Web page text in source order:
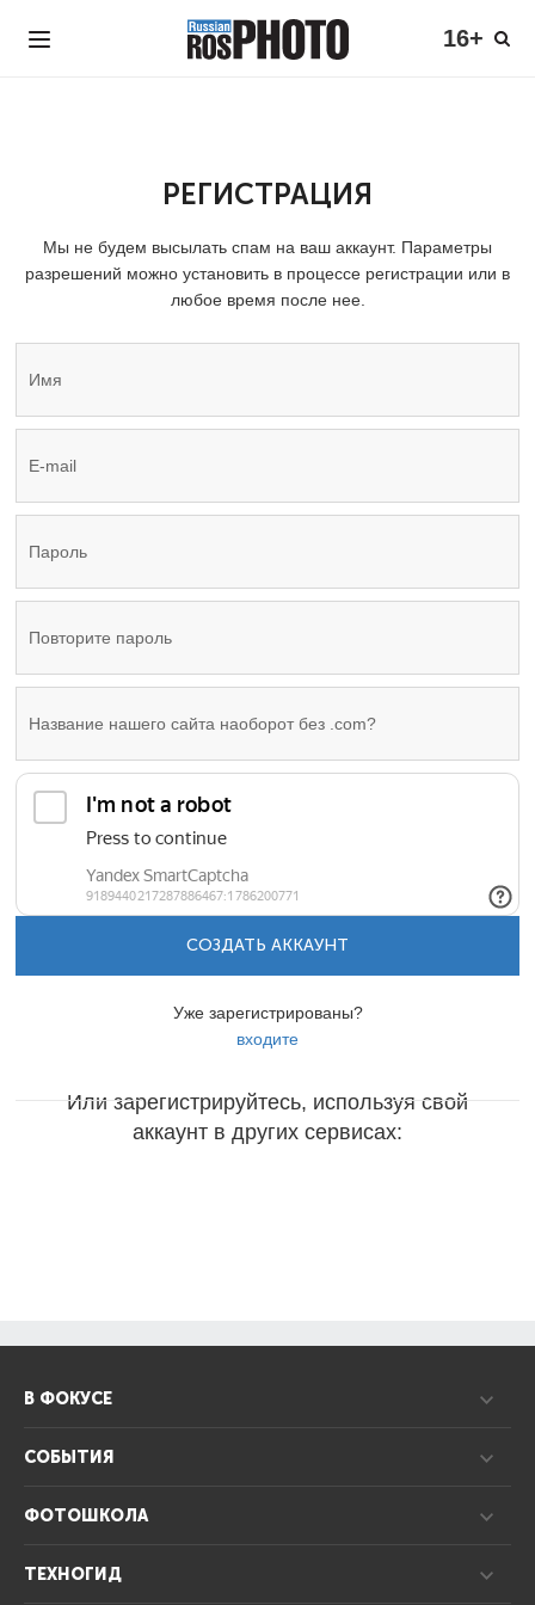
16+
РЕГИСТРАЦИЯ
Мы не будем высылать спам на ваш аккаунт. Параметры
разрешений можно установить в процессе регистрации или в
любое время после нее.
СОЗДАТЬ АККАУНТ
Уже зарегистрированы?
входите
Или зарегистрируйтесь, используя свой
аккаунт в других сервисах:
В ФОКУСЕ
СОБЫТИЯ
ФОТОШКОЛА
ТЕХНОГИД